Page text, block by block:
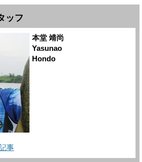
ッフ
本堂 靖尚
Yasunao
Hondo
事